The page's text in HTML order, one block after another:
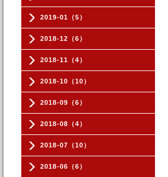
2019-01（5）
2018-12（6）
2018-11（4）
2018-10（10）
2018-09（6）
2018-08（4）
2018-07（10）
2018-06（6）